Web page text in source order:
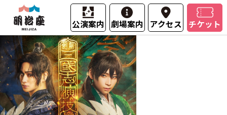
公演案内 劇場案内 アクセス チケット